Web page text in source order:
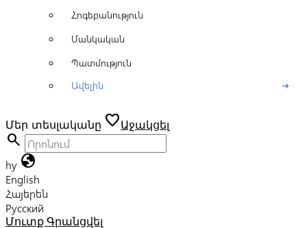
Հոգեբանություն
Մանկական
Պատմություն
Ավելին
arrow_right_alt
Մեր տեսլականը favoriteԱջակցել
search
hy globe
English
Հայերեն
Русский
Մուտք Գրանցվել